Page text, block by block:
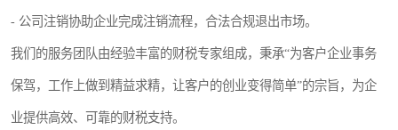
- 公司注销协助企业完成注销流程，合法合规退出市场。
我们的服务团队由经验丰富的财税专家组成，秉承“为客户企业事务
保驾，工作上做到精益求精，让客户的创业变得简单”的宗旨，为企
业提供高效、可靠的财税支持。